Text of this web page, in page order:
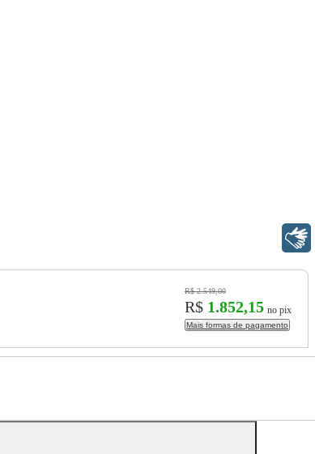
R$ 2.549,00
R$ 1.852,15 no pix
Mais formas de pagamento